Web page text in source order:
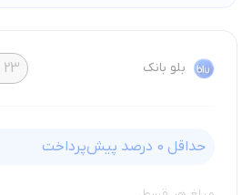
بلو بانک 23
حداقل 0 درصد پیش‌پرداخت